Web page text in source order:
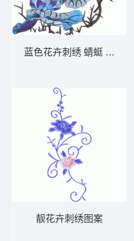
蓝色花卉刺绣 蜻蜓 荷叶
靓花卉刺绣图案